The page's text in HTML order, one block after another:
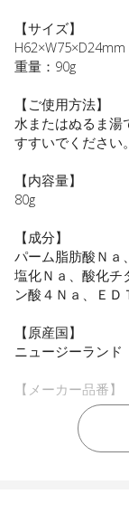
【サイズ】
H62×W75×D24mm
重量：90g
【ご使用方法】
水またはぬるま湯
すすいでください。
【内容量】
80g
【成分】
パーム脂肪酸Ｎａ
塩化Ｎａ、酸化チ
ン酸４Ｎａ、ＥＤ
【原産国】
ニュージーランド
【メーカー品番】
店舗でお問い合
4589784678194